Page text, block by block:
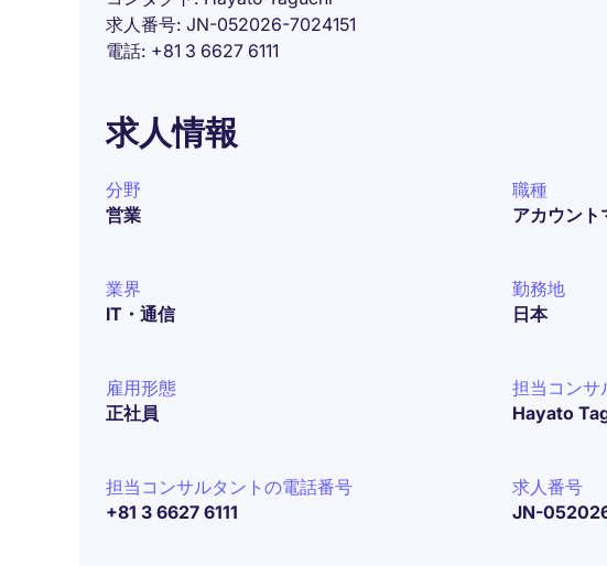
求人番号 JN-052026-7024151
電話 +81 3 6627 6111
求人情報
分野
営業
職種
アカウント
業界
IT・通信
勤務地
日本
雇用形態
正社員
担当コンサ
Hayato
担当コンサルタントの電話番号
+81 3 6627 6111
求人番号
JN-